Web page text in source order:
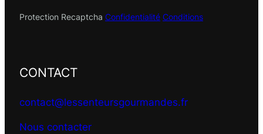
Protection Recaptcha Confidentialité Conditions
CONTACT
contact@lessenteursgourmandes.fr
Nous contacter